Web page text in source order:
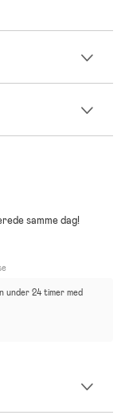
samme dag!
under 24 timer med